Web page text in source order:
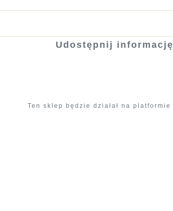
Udostępnij informację
Ten sklep będzie działał na platformie